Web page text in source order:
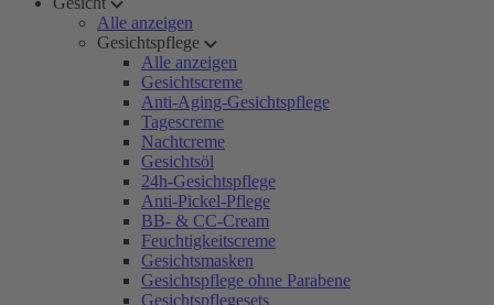
Alle anzeigen
Gesichtspflege
Alle anzeigen
Gesichtscreme
Anti-Aging-Gesichtspflege
Tagescreme
Nachtcreme
Gesichtsöl
24h-Gesichtspflege
Anti-Pickel-Pflege
BB- & CC-Cream
Feuchtigkeitscreme
Gesichtsmasken
Gesichtspflege ohne Parabene
Gesichtspflegesets